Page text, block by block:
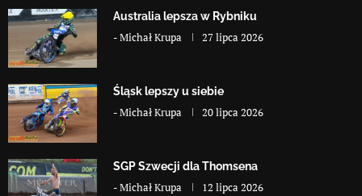
Australia lepsza w Rybniku
-Michał Krupa 27 lipca 2026
Śląsk lepszy u siebie
-Michał Krupa 20 lipca 2026
SGP Szwecji dla Thomsena
-Michał Krupa 12 lipca 2026